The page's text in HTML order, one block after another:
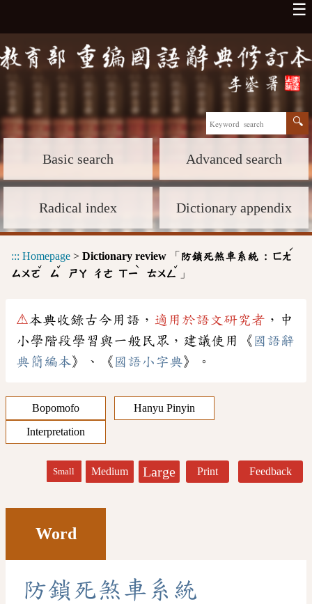
☰
Basic search Advanced search
Radical index Dictionary appendix
::: Homepage > Dictionary review 「 防鎖死煞車系統 : ㄈㄤ
ˊ
ㄙㄨㄛ
ˇ
ㄙ
ˇ
ㄕㄚ ㄔㄜ ㄒㄧ
ˋ
ㄊㄨㄥ
ˇ
」
⚠本典收錄古今用語， 適用於語文研究者 ，中
小學階段學習與一般民眾，建議使用《 國語辭
典簡編本》、《 國語小字典》。
Bopomofo
Hanyu Pinyin
Interpretation
Small Medium Large Print Feedback
Word
防鎖 死煞 車 系 統